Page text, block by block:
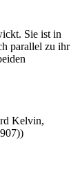
Sie ist in
parallel zu ihr
Kelvin,